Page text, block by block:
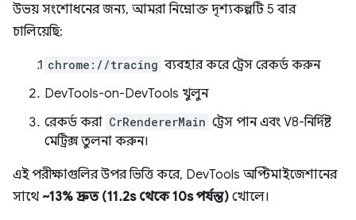
উভয় সংশোধনের জন্য, আমরা নিম্নোক্ত দৃশ্যকল্পটি 5 বার
চালিয়েছি:
chrome://tracing ব্যবহার করে ট্রেস রেকর্ড করুন
DevTools-on-DevTools খুলুন
রেকর্ড করা CrRendererMain ট্রেস পান এবং V8-নির্দিষ্ট
মেট্রিক্স তুলনা করুন।
এই পরীক্ষাগুলির উপর ভিত্তি করে, DevTools অপ্টিমাইজেশানের
সাথে ~13% দ্রুত (11.2s থেকে 10s পর্যন্ত) খোলে।